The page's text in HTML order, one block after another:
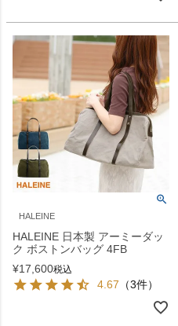
HALEINE
HALEINE 日本製 アーミーダッ
ク ボストンバッグ 4FB
¥17,600税込
4.67 （3件）